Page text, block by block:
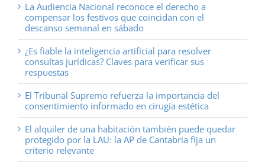
La Audiencia Nacional reconoce el derecho a
compensar los festivos que coincidan con el
descanso semanal en sábado
¿Es fiable la inteligencia artificial para resolver
consultas jurídicas? Claves para verificar sus
respuestas
El Tribunal Supremo refuerza la importancia del
consentimiento informado en cirugía estética
El alquiler de una habitación también puede quedar
protegido por la LAU: la AP de Cantabria fija un
criterio relevante